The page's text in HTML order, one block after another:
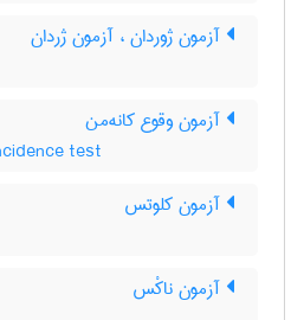
آزمون ژوردان ، آزمون ژردان
آزمون وقوع کانه‌من
test
آزمون کلوتس
آزمون ناکْس